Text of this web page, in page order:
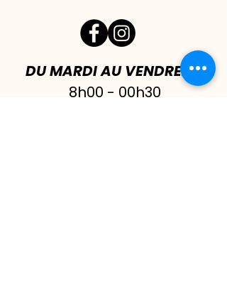
DU MARDI AU VENDREDI|
8h00 - 00h30